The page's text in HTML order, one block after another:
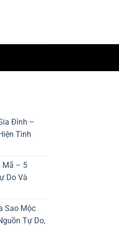
Đình –
Tình
Mã – 5
Do Và
Sao Mộc
Tự Do,